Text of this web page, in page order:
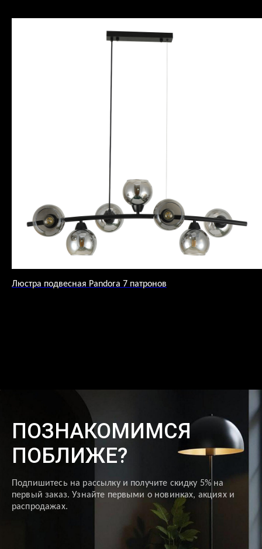
Люстра подвесная Pandora 7 патронов
ПОЗНАКОМИМСЯ
ПОБЛИЖЕ?
Подпишитесь на рассылку и получите скидку 5% на
первый заказ. Узнайте первыми о новинках, акциях и
распродажах.